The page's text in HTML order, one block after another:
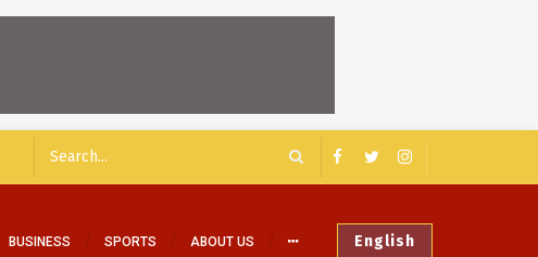
BUSINESS SPORTS ABOUT US English